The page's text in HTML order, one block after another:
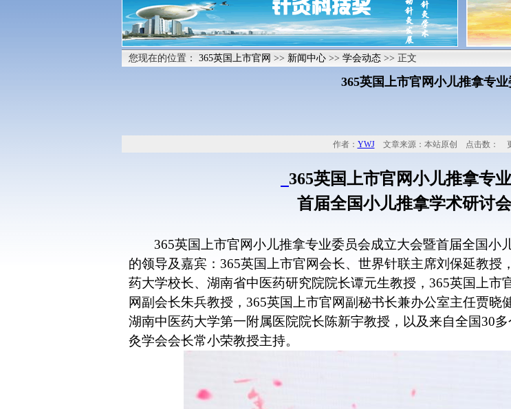
您现在的位置： 365英国上市官网 >> 新闻中心 >> 学会动态 >> 正文
365英国上市官网小儿推拿专
作者： YWJ文章来源：本站原创 点击数：
365英国上市官网小儿推拿专
首届全国小儿推拿学术研讨
365英国上市官网小儿推拿专业委员会成立大会暨首届全国小
的领导及嘉宾：365英国上市官网会长、世界针联主席刘保延教
药大学校长、湖南省中医药研究院院长谭元生教授，365英国上市
网副会长朱兵教授，365英国上市官网副秘书长兼办公室主任贾晓
湖南中医药大学第一附属医院院长陈新宇教授，以及来自全国30
灸学会会长常小荣教授主持。